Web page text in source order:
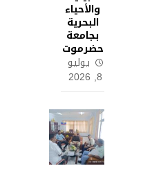
والأحياء
البحرية
بجامعة
حضرموت
يوليو
8, 2026